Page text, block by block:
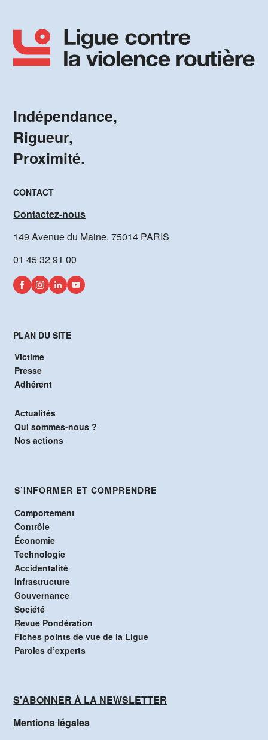
Indépendance,
Rigueur,
Proximité.
CONTACT
Contactez-nous
149 Avenue du Maine, 75014 PARIS
01 45 32 91 00
PLAN DU SITE
Victime
Presse
Adhérent
Actualités
Qui sommes-nous ?
Nos actions
S’INFORMER ET COMPRENDRE
Comportement
Contrôle
Économie
Technologie
Accidentalité
Infrastructure
Gouvernance
Société
Revue Pondération
Fiches points de vue de la Ligue
Paroles d’experts
S'ABONNER À LA NEWSLETTER
Mentions légales